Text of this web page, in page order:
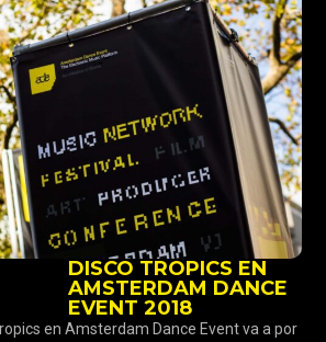
DISCO TROPICS EN
AMSTERDAM DANCE
EVENT 2018
en Amsterdam Dance Event va a por